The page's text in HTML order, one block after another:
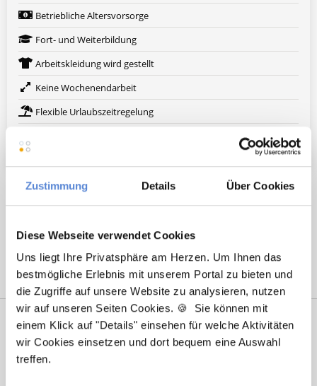
Zustimmung Details Über Cookies
Diese Webseite verwendet Cookies
Uns liegt Ihre Privatsphäre am Herzen. Um Ihnen das
bestmögliche Erlebnis mit unserem Portal zu bieten und
die Zugriffe auf unsere Website zu analysieren, nutzen
wir auf unseren Seiten Cookies. 🍪 Sie können mit
einem Klick auf "Details" einsehen für welche Aktivitäten
wir Cookies einsetzen und dort bequem eine Auswahl
treffen.
Betriebliche Altersvorsorge
Fort- und Weiterbildung
Arbeitskleidung wird gestellt
Keine Wochenendarbeit
Flexible Urlaubszeitregelung
Hier finden Sie aktuelle Stellenangebote in Ihrer
Wunschregion:
Essen|Mönchengladbach|Münster|Wuppertal